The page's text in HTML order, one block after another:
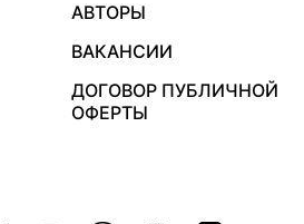
АВТОРЫ
ВАКАНСИИ
ДОГОВОР ПУБЛИЧНОЙ
ОФЕРТЫ